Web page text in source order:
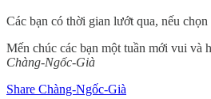
Các bạn có thời gian lướt qua, nếu
Mến chúc các bạn một tuần mới vui và
Chàng-Ngốc-Già
Share Chàng-Ngốc-Già